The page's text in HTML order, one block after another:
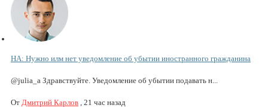
НА: Нужно илм нет уведомление об убытии иностранного гражданина
@julia_a Здравствуйте. Уведомление об убытии подавать н...
От Дмитрий Карлов , 21 час назад